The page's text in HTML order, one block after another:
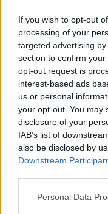
If you wish to opt-out
processing of your
targeted advertising
section to confirm
opt-out request is
interest-based ads
us or personal
your opt-out. You may
disclosure of your
IAB’s list of
also be disclosed by
Downstream
Please note that this
Personal Data
Βρετανία:
πισίνες»
έναν χρόνο
Ακολουθήστε το
και μάθετε